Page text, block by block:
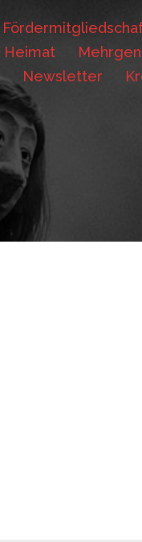
Heimat
Newsletter